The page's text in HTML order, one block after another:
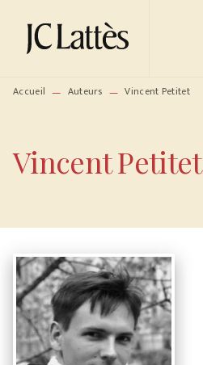
MENU RECHERCHE
PIED DE PAGE
Accueil — Auteurs — Vincent Petitet
Vincent Petitet